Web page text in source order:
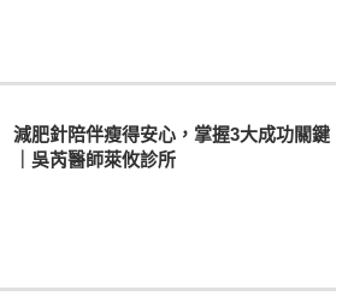
減肥針陪伴瘦得安心，掌握3大成功關鍵
｜吳芮醫師萊攸診所